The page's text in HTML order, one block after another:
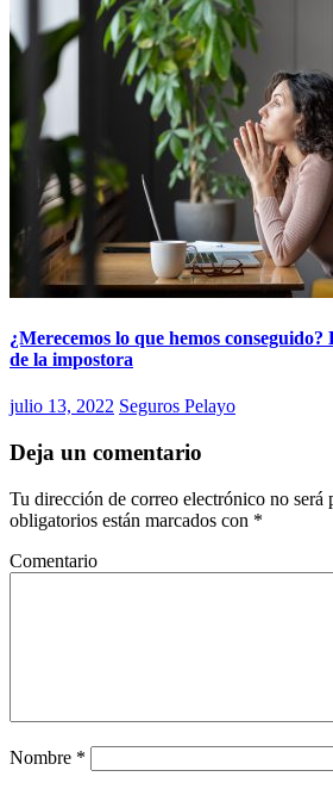
¿Merecemos lo que hemos
de la impostora
julio 13, 2022 Seguros Pelayo
Deja un comentario
Tu dirección de correo electrónico no será
obligatorios están marcados con *
Comentario
Nombre *